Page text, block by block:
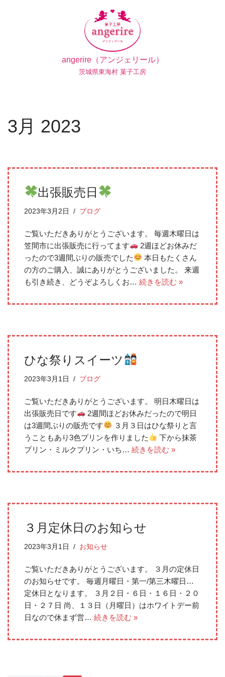
ッ
angerire（アンジェリール）
茨城県東海村 菓子工房
3月 2023
出張販売日
2023年3月2日 ブログ
ご覧いただきありがとうございます。 毎週木曜日は
笠間市に出張販売に行ってます
2週ほどお休みだ
ったので3週間ぶりの販売でした
本日もたくさん
の方のご購入、誠にありがとうございました。 来週
も引き続き、どうぞよろしくお… 続きを読む »
ひな祭りスイーツ
2023年3月1日 ブログ
ご覧いただきありがとうございます。 明日木曜日は
出張販売日です
2週間ほどお休みだったので明日
は3週間ぶりの販売です
３月３日はひな祭りと言
うこともあり3色プリンを作りました
下から抹茶
プリン・ミルクプリン・いち… 続きを読む »
３月定休日のお知らせ
2023年3月1日 お知らせ
ご覧いただきありがとうございます。 ３月の定休日
のお知らせです。 毎週月曜日・第一/第三木曜日…
定休日となります。 ３月２日・６日・１６日・２０
日・２７日 尚、１３日（月曜日）はホワイトデー前
日なので休まず営… 続きを読む »